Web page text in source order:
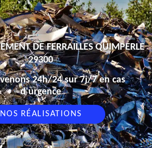
DE FERRAILLES QUIMPERLE
29300
24h/24 sur 7j/7 en cas
d'urgence
NOS RÉALISATIONS